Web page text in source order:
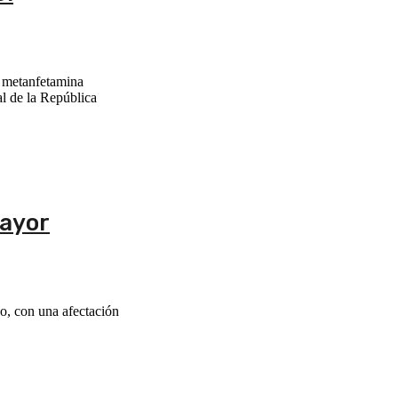
de la República
con una afectación